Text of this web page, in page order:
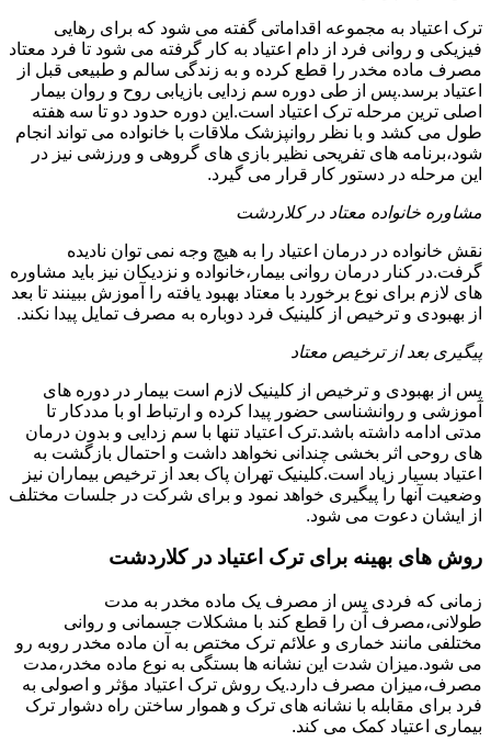
ترک اعتیاد به مجموعه اقداماتی گفته می شود که برای رهایی
فیزیکی و روانی فرد از دام اعتیاد به کار گرفته می شود تا فرد معتاد
مصرف ماده مخدر را قطع کرده و به زندگی سالم و طبیعی قبل از
اعتیاد برسد.پس از طی دوره سم زدایی بازیابی روح و روان بیمار
اصلی ترین مرحله ترک اعتیاد است.این دوره حدود دو تا سه هفته
طول می کشد و با نظر روانپزشک ملاقات با خانواده می تواند انجام
شود،برنامه های تفریحی نظیر بازی های گروهی و ورزشی نیز در
این مرحله در دستور کار قرار می گیرد.
مشاوره خانواده معتاد در کلاردشت
نقش خانواده در درمان اعتیاد را به هیچ وجه نمی توان نادیده
گرفت.در کنار درمان روانی بیمار،خانواده و نزدیکان نیز باید مشاوره
های لازم برای نوع برخورد با معتاد بهبود یافته را آموزش ببینند تا بعد
از بهبودی و ترخیص از کلینیک فرد دوباره به مصرف تمایل پیدا نکند.
پیگیری بعد از ترخیص معتاد
پس از بهبودی و ترخیص از کلینیک لازم است بیمار در دوره های
آموزشی و روانشناسی حضور پیدا کرده و ارتباط او با مددکار تا
مدتی ادامه داشته باشد.ترک اعتیاد تنها با سم زدایی و بدون درمان
های روحی اثر بخشی چندانی نخواهد داشت و احتمال بازگشت به
اعتیاد بسیار زیاد است.کلینیک تهران پاک بعد از ترخیص بیماران نیز
وضعیت آنها را پیگیری خواهد نمود و برای شرکت در جلسات مختلف
از ایشان دعوت می شود.
روش های بهینه برای ترک اعتیاد در کلاردشت
زمانی که فردی پس از مصرف یک ماده مخدر به مدت
طولانی،مصرف آن را قطع کند با مشکلات جسمانی و روانی
مختلفی مانند خماری و علائم ترک مختص به آن ماده مخدر روبه رو
می شود.میزان شدت این نشانه ها بستگی به نوع ماده مخدر،مدت
مصرف،میزان مصرف دارد.یک روش ترک اعتیاد مؤثر و اصولی به
فرد برای مقابله با نشانه های ترک و هموار ساختن راه دشوار ترک
بیماری اعتیاد کمک می کند.